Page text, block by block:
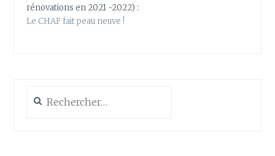
rénovations en 2021 -2022) :
Le CHAF fait peau neuve !